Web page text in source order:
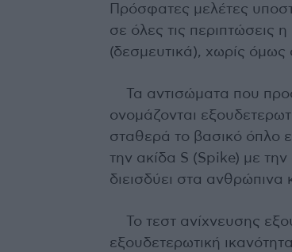
Πρόσφατες μελέτες
σε όλες τις περιπτώσεις
(δεσμευτικά), χωρίς όμως
Τα αντισώματα που
ονομάζονται
σταθερά το βασικό όπλο
την ακίδα S (Spike) με
διεισδύει στα ανθρώπινα
Το τεστ ανίχνευσης
εξουδετερωτική